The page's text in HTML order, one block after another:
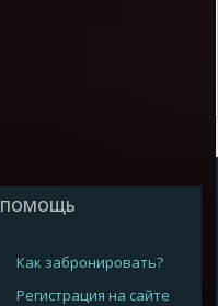
ПОМОЩЬ
Как забронировать?
Регистрация на сайте